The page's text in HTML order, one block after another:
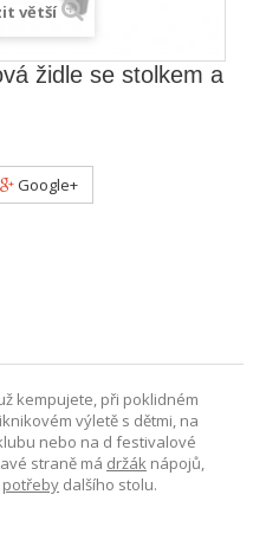
větší
židle se stolkem a
Google+
kempujete, při poklidném
výletě s dětmi, na
nebo na d festivalové
straně má držák nápojů,
potřeby dalšího stolu.